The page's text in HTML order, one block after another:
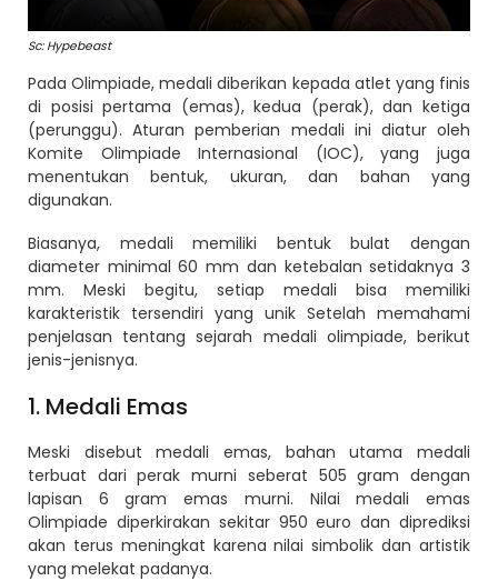
Sc: Hypebeast
Pada Olimpiade, medali diberikan kepada atlet yang finis
di posisi pertama (emas), kedua (perak), dan ketiga
(perunggu). Aturan pemberian medali ini diatur oleh
Komite Olimpiade Internasional (IOC), yang juga
menentukan bentuk, ukuran, dan bahan yang
digunakan.
Biasanya, medali memiliki bentuk bulat dengan
diameter minimal 60 mm dan ketebalan setidaknya 3
mm. Meski begitu, setiap medali bisa memiliki
karakteristik tersendiri yang unik Setelah memahami
penjelasan tentang sejarah medali olimpiade, berikut
jenis-jenisnya.
1. Medali Emas
Meski disebut medali emas, bahan utama medali
terbuat dari perak murni seberat 505 gram dengan
lapisan 6 gram emas murni. Nilai medali emas
Olimpiade diperkirakan sekitar 950 euro dan diprediksi
akan terus meningkat karena nilai simbolik dan artistik
yang melekat padanya.